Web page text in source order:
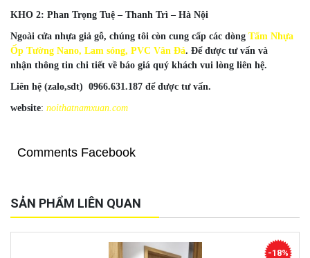
KHO 2: Phan Trọng Tuệ – Thanh Trì – Hà Nội
Ngoài cửa nhựa giả gỗ, chúng tôi còn cung cấp các dòng Tấm Nhựa
Ốp Tường Nano, Lam sóng, PVC Vân Đá. Để được tư vấn và
nhận thông tin chi tiết về báo giá quý khách vui lòng liên hệ.
Liên hệ (zalo,sđt) 0966.631.187 để được tư vấn.
website: noithatnamxuan.com
Comments Facebook
SẢN PHẨM LIÊN QUAN
-18%